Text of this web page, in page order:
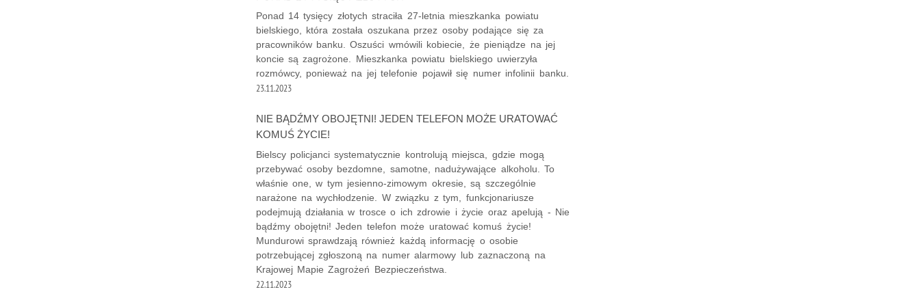
Ponad 14 tysięcy złotych straciła 27-letnia mieszkanka powiatu
bielskiego, która została oszukana przez osoby podające się za
pracowników banku. Oszuści wmówili kobiecie, że pieniądze na jej
koncie są zagrożone. Mieszkanka powiatu bielskiego uwierzyła
rozmówcy, ponieważ na jej telefonie pojawił się numer infolinii banku.
23.11.2023
NIE BĄDŹMY OBOJĘTNI! JEDEN TELEFON MOŻE URATOWAĆ
KOMUŚ ŻYCIE!
Bielscy policjanci systematycznie kontrolują miejsca, gdzie mogą
przebywać osoby bezdomne, samotne, nadużywające alkoholu. To
właśnie one, w tym jesienno-zimowym okresie, są szczególnie
narażone na wychłodzenie. W związku z tym, funkcjonariusze
podejmują działania w trosce o ich zdrowie i życie oraz apelują - Nie
bądźmy obojętni! Jeden telefon może uratować komuś życie!
Mundurowi sprawdzają również każdą informację o osobie
potrzebującej zgłoszoną na numer alarmowy lub zaznaczoną na
Krajowej Mapie Zagrożeń Bezpieczeństwa.
22.11.2023